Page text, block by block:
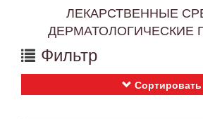
ЛЕКАРСТВЕННЫЕ
ДЕРМАТОЛОГИЧЕСКИЕ
Фильтр
Сортировать